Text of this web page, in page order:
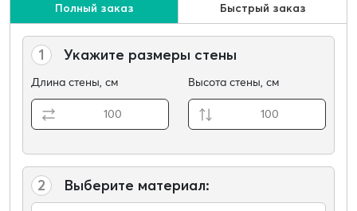
Полный заказ Быстрый заказ
1 Укажите размеры стены
Длина стены, см Высота стены, см
2 Выберите материал: